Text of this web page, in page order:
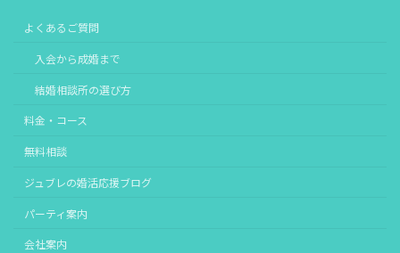
よくあるご質問
入会から成婚まで
結婚相談所の選び方
料金・コース
無料相談
ジュブレの婚活応援ブログ
パーティ案内
会社案内